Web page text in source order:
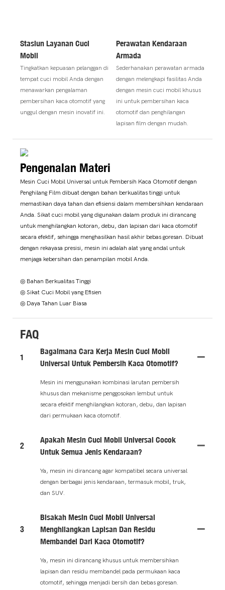
Stasiun Layanan Cuci
Mobil
Tingkatkan kepuasan pelanggan di
tempat cuci mobil Anda dengan
menawarkan pengalaman
pembersihan kaca otomotif yang
unggul dengan mesin inovatif ini.
Perawatan Kendaraan
Armada
Sederhanakan perawatan armada
dengan melengkapi fasilitas Anda
dengan mesin cuci mobil khusus
ini untuk pembersihan kaca
otomotif dan penghilangan
lapisan film dengan mudah.
Pengenalan Materi
Mesin Cuci Mobil Universal untuk Pembersih Kaca Otomotif dengan
Penghilang Film dibuat dengan bahan berkualitas tinggi untuk
memastikan daya tahan dan efisiensi dalam membersihkan kendaraan
Anda. Sikat cuci mobil yang digunakan dalam produk ini dirancang
untuk menghilangkan kotoran, debu, dan lapisan dari kaca otomotif
secara efektif, sehingga menghasilkan hasil akhir bebas goresan. Dibuat
dengan rekayasa presisi, mesin ini adalah alat yang andal untuk
menjaga kebersihan dan penampilan mobil Anda.
◎ Bahan Berkualitas Tinggi
◎ Sikat Cuci Mobil yang Efisien
◎ Daya Tahan Luar Biasa
FAQ
1
Bagaimana Cara Kerja Mesin Cuci Mobil
Universal Untuk Pembersih Kaca Otomotif?
Mesin ini menggunakan kombinasi larutan pembersih
khusus dan mekanisme penggosokan lembut untuk
secara efektif menghilangkan kotoran, debu, dan lapisan
dari permukaan kaca otomotif.
2
Apakah Mesin Cuci Mobil Universal Cocok
Untuk Semua Jenis Kendaraan?
Ya, mesin ini dirancang agar kompatibel secara universal
dengan berbagai jenis kendaraan, termasuk mobil, truk,
dan SUV.
3
Bisakah Mesin Cuci Mobil Universal
Menghilangkan Lapisan Dan Residu
Membandel Dari Kaca Otomotif?
Ya, mesin ini dirancang khusus untuk membersihkan
lapisan dan residu membandel pada permukaan kaca
otomotif, sehingga menjadi bersih dan bebas goresan.